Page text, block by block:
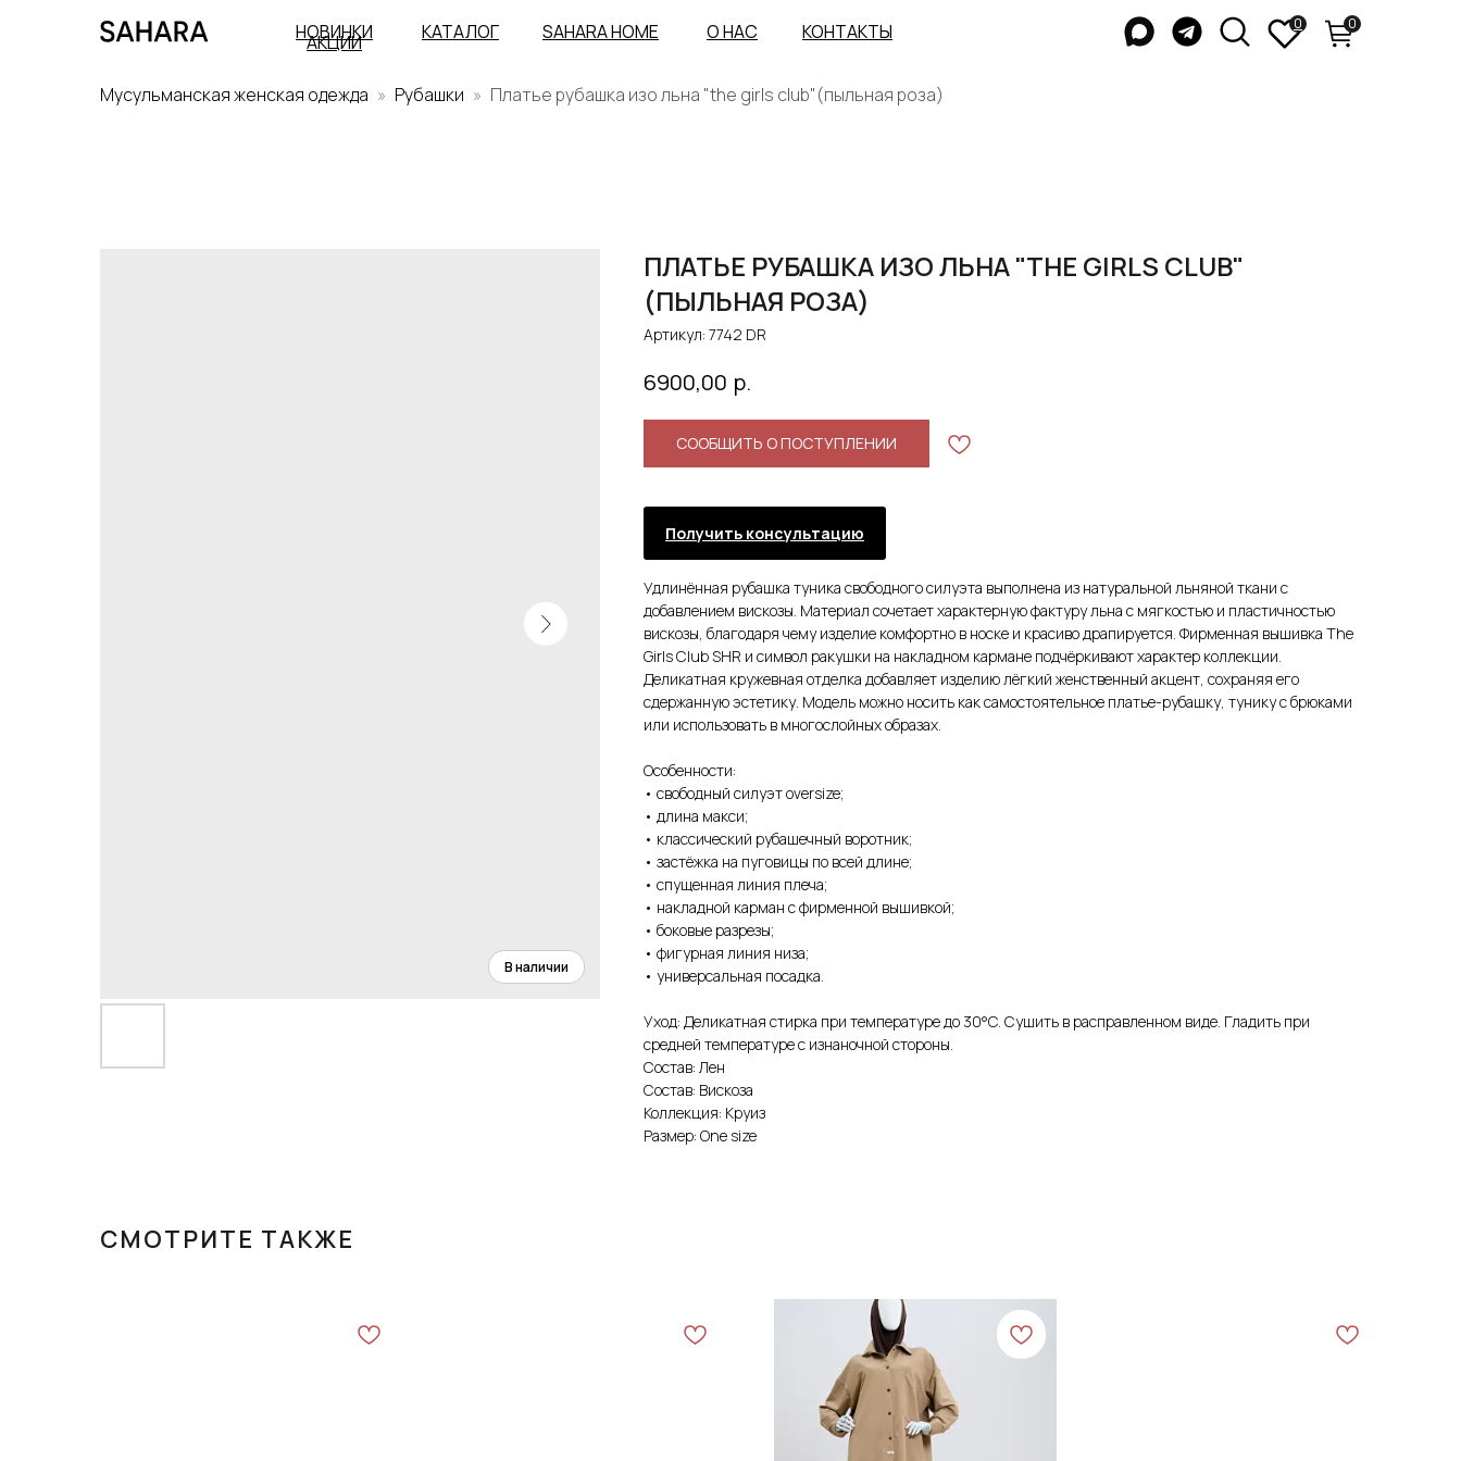
КАТАЛОГ
НОВИНКИ
АКЦИИ КОНТАКТЫ
О НАС
SAHARA HOME 0
0
Мусульманская женская одежда Рубашки Платье рубашка изо льна "the girls club"(пыльная роза)
ПЛАТЬЕ РУБАШКА ИЗО ЛЬНА "THE GIRLS CLUB"
(ПЫЛЬНАЯ РОЗА)
Артикул: 7742 DR
6900,00 р.
СООБЩИТЬ О ПОСТУПЛЕНИИ
Получить консультацию
Удлинённая рубашка туника свободного силуэта выполнена из натуральной льняной ткани с
добавлением вискозы. Материал сочетает характерную фактуру льна с мягкостью и пластичностью
вискозы, благодаря чему изделие комфортно в носке и красиво драпируется. Фирменная вышивка The
Girls Club SHR и символ ракушки на накладном кармане подчёркивают характер коллекции.
Деликатная кружевная отделка добавляет изделию лёгкий женственный акцент, сохраняя его
сдержанную эстетику. Модель можно носить как самостоятельное платье-рубашку, тунику с брюками
или использовать в многослойных образах.
Особенности:
• свободный силуэт oversize;
• длина макси;
• классический рубашечный воротник;
• застёжка на пуговицы по всей длине;
• спущенная линия плеча;
• накладной карман с фирменной вышивкой;
• боковые разрезы;
• фигурная линия низа;
• универсальная посадка.
Уход: Деликатная стирка при температуре до 30°C. Сушить в расправленном виде. Гладить при
средней температуре с изнаночной стороны.
Состав: Лен
Состав: Вискоза
Коллекция: Круиз
Размер: One size
СМОТРИТЕ ТАКЖЕ